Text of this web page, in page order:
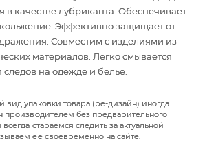
в качестве лубриканта. Обеспечивает
Эффективно защищает от
Совместим с изделиями из
материалов. Легко смывается
следов на одежде и белье.
вид упаковки товара (ре-дизайн) иногда
производителем без предварительного
стараемся следить за актуальной
ее своевременно на сайте.